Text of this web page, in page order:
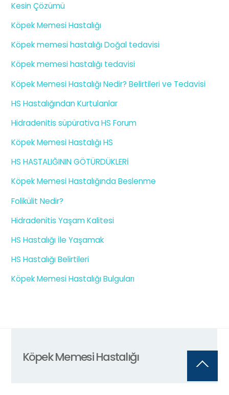
Kesin Çözümü
Köpek Memesi Hastalığı
Köpek memesi hastalığı Doğal tedavisi
Köpek memesi hastalığı tedavisi
Köpek Memesi Hastalığı Nedir? Belirtileri ve Tedavisi
HS Hastalığından Kurtulanlar
Hidradenitis süpürativa HS Forum
Köpek Memesi Hastalığı HS
HS HASTALIĞININ GÖTÜRDÜKLERİ
Köpek Memesi Hastalığında Beslenme
Folikülit Nedir?
Hidradenitis Yaşam Kalitesi
HS Hastalığı İle Yaşamak
HS Hastalığı Belirtileri
Köpek Memesi Hastalığı Bulguları
Back
Top
Köpek Memesi Hastalığı